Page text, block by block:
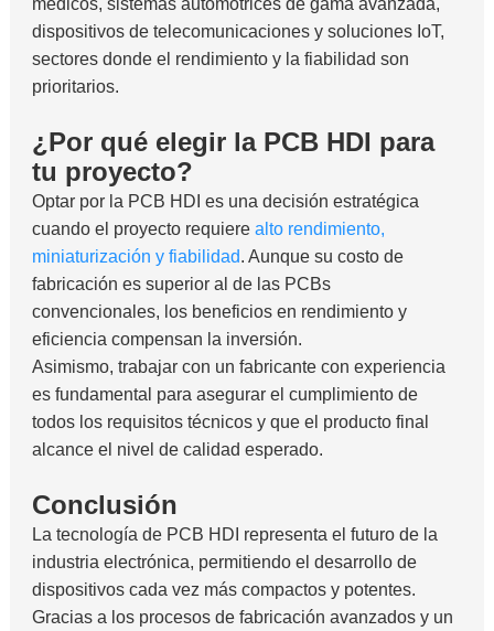
dispositivos de telecomunicaciones y soluciones IoT,
sectores donde el rendimiento y la fiabilidad son
prioritarios.
¿Por qué elegir la PCB HDI para
tu proyecto?
Optar por la PCB HDI es una decisión estratégica
cuando el proyecto requiere alto rendimiento,
miniaturización y fiabilidad. Aunque su costo de
fabricación es superior al de las PCBs
convencionales, los beneficios en rendimiento y
eficiencia compensan la inversión.
Asimismo, trabajar con un fabricante con experiencia
es fundamental para asegurar el cumplimiento de
todos los requisitos técnicos y que el producto final
alcance el nivel de calidad esperado.
Conclusión
La tecnología de PCB HDI representa el futuro de la
industria electrónica, permitiendo el desarrollo de
dispositivos cada vez más compactos y potentes.
Gracias a los procesos de fabricación avanzados y un